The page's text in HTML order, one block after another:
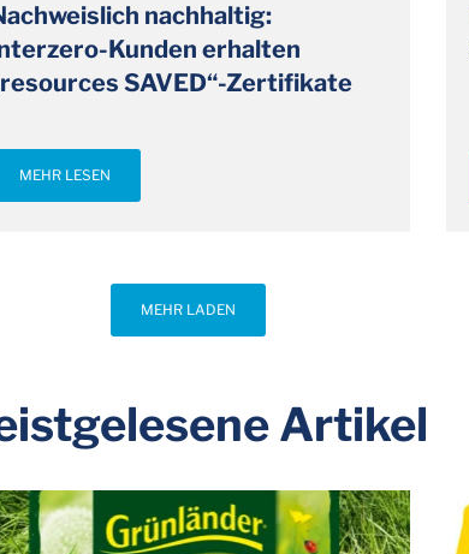
nachhaltig:
Kunden erhalten
SAVED“-Zertifikate
MEHR LESEN
MEHR LADEN
Artikel